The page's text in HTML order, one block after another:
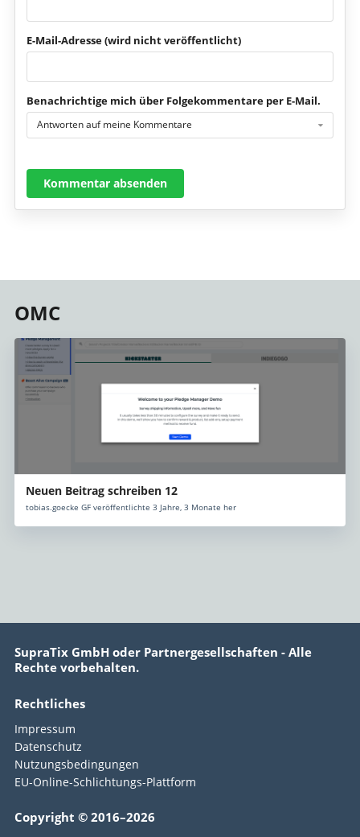
E-Mail-Adresse (wird nicht veröffentlicht)
Benachrichtige mich über Folgekommentare per E-Mail.
Antworten auf meine Kommentare
Kommentar absenden
OMC
Neuen Beitrag schreiben 12
tobias.goecke GF veröffentlichte 3 Jahre, 3 Monate her
SupraTix GmbH oder Partnergesellschaften - Alle
Rechte vorbehalten.
Rechtliches
Impressum
Datenschutz
Nutzungsbedingungen
EU-Online-Schlichtungs-Plattform
Copyright © 2016–2026